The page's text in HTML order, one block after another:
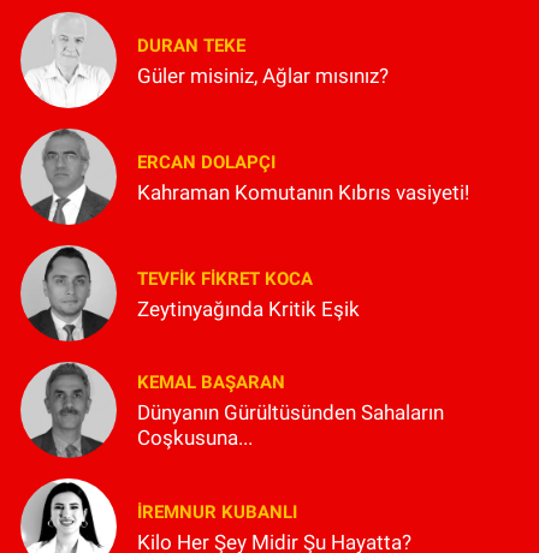
DURAN TEKE
Güler misiniz, Ağlar mısınız?
ERCAN DOLAPÇI
Kahraman Komutanın Kıbrıs vasiyeti!
TEVFIK FIKRET KOCA
Zeytinyağında Kritik Eşik
KEMAL BAŞARAN
Dünyanın Gürültüsünden Sahaların
Coşkusuna...
İREMNUR KUBANLI
Kilo Her Şey Midir Şu Hayatta?